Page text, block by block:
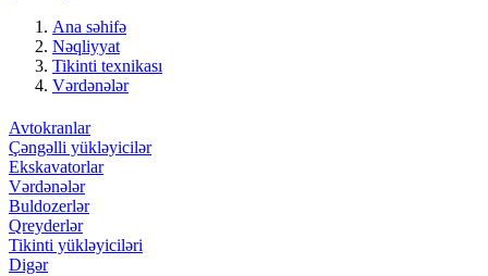
Ana səhifə
Nəqliyyat
Tikinti texnikası
Vərdənələr
Avtokranlar
Çəngəlli yükləyicilər
Ekskavatorlar
Vərdənələr
Buldozerlər
Qreyderlər
Tikinti yükləyiciləri
Digər